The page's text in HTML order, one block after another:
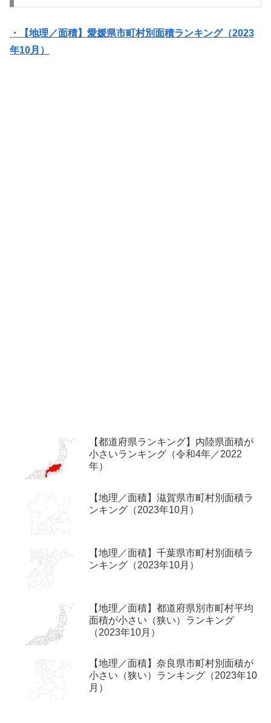
・【地理／面積】愛媛県市町村別面積ランキング（2023
年10月）
【都道府県ランキング】内陸県面積が
小さいランキング（令和4年／2022
年）
【地理／面積】滋賀県市町村別面積ラ
ンキング（2023年10月）
【地理／面積】千葉県市町村別面積ラ
ンキング（2023年10月）
【地理／面積】都道府県別市町村平均
面積が小さい（狭い）ランキング
（2023年10月）
【地理／面積】奈良県市町村別面積が
小さい（狭い）ランキング（2023年10
月）